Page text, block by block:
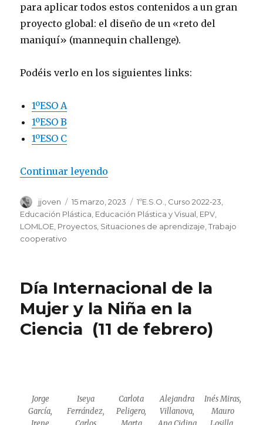
para aplicar todos estos contenidos a un gran
proyecto global: el diseño de un «reto del
maniquí» (mannequin challenge).
Podéis verlo en los siguientes links:
1ºESO A
1ºESO B
1ºESO C
Continuar leyendo
Autor
jjoven
Publicado
el
15 marzo, 2023 Categorías
1ºE.S.O. Curso 2022-23
Educación Plástica Educación Plástica y Visual EPV
LOMLOE Proyectos Situaciones de aprendizaje ,Trabajo
cooperativo
Día Internacional de la
Mujer y la Niña en la
Ciencia (11 de febrero)
Jorge
García,
Iseya
Ferrández,
Carlota
Peligero,
Alejandra
Villanova,
Inés Miras,
Mauro